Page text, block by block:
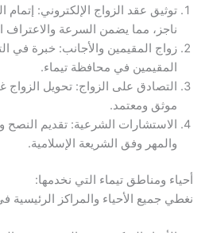
توثيق عقد الزواج الإلكتروني: إتمام
ناجز، مما يضمن السرعة
زواج المقيمين والأجانب: خبرة في
المقيمين في محافظة تيماء.
التصادق على الزواج: تحويل
موثق ومعتمد.
الاستشارات الشرعية: تقديم
والمهر وفق الشريعة الإسلامية.
أحياء ومناطق تيماء التي نخدمها:
نغطي جميع الأحياء والمراكز الرئيسية